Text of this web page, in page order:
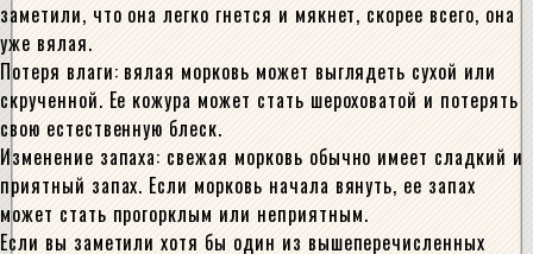
заметили, что она легко гнется и мякнет, скорее всего, она
уже вялая.
Потеря влаги: вялая морковь может выглядеть сухой или
скрученной. Ее кожура может стать шероховатой и потерять
свою естественную блеск.
Изменение запаха: свежая морковь обычно имеет сладкий и
приятный запах. Если морковь начала вянуть, ее запах
может стать прогорклым или неприятным.
Если вы заметили хотя бы один из вышеперечисленных